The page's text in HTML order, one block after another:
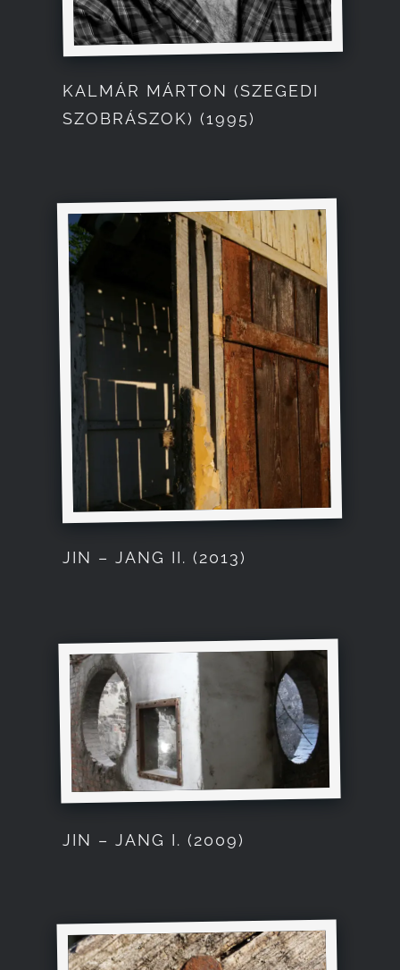
KALMÁR MÁRTON (SZEGEDI
SZOBRÁSZOK) (1995)
JIN – JANG II. (2013)
JIN – JANG I. (2009)